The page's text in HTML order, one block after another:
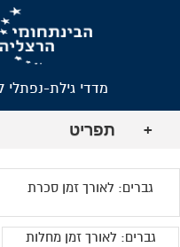
מדדי גילת-
+ תפריט
גברים: לאורך זמן סכרת
גברים: לאורך זמן מחלות